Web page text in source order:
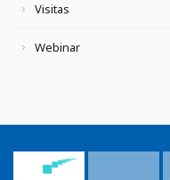
Visitas
Webinar